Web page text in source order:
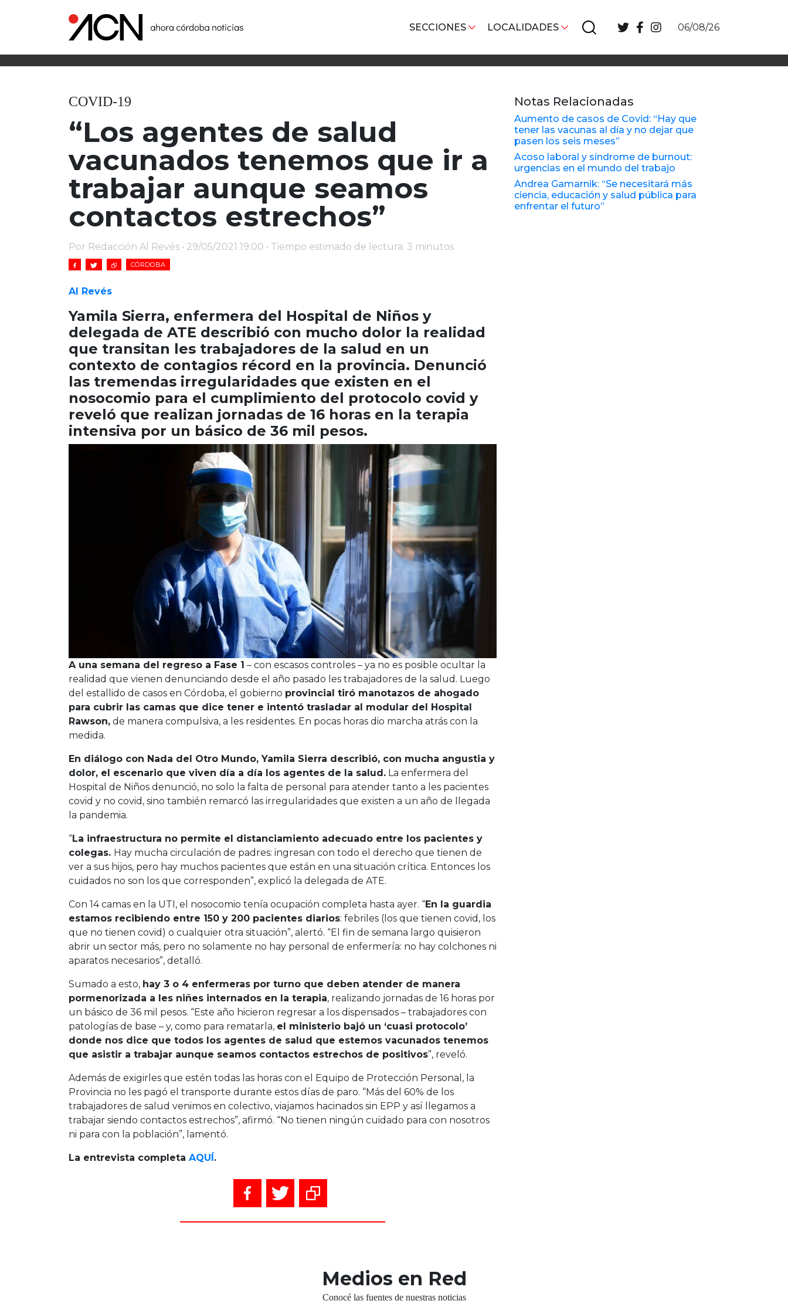
SECCIONES LOCALIDADES 06/08/26
COVID-19
“Los agentes de salud
vacunados tenemos que ir a
trabajar aunque seamos
contactos estrechos”
Por Redacción Al Revés • 29/05/2021 19:00 • Tiempo estimado de lectura: 3 minutos
CÓRDOBA
Al Revés
Yamila Sierra, enfermera del Hospital de Niños y
delegada de ATE describió con mucho dolor la realidad
que transitan les trabajadores de la salud en un
contexto de contagios récord en la provincia. Denunció
las tremendas irregularidades que existen en el
nosocomio para el cumplimiento del protocolo covid y
reveló que realizan jornadas de 16 horas en la terapia
intensiva por un básico de 36 mil pesos.
A una semana del regreso a Fase 1 – con escasos controles – ya no es posible ocultar la
realidad que vienen denunciando desde el año pasado les trabajadores de la salud. Luego
del estallido de casos en Córdoba, el gobierno provincial tiró manotazos de ahogado
para cubrir las camas que dice tener e intentó trasladar al modular del Hospital
Rawson, de manera compulsiva, a les residentes. En pocas horas dio marcha atrás con la
medida.
En diálogo con Nada del Otro Mundo, Yamila Sierra describió, con mucha angustia y
dolor, el escenario que viven día a día los agentes de la salud. La enfermera del
Hospital de Niños denunció, no solo la falta de personal para atender tanto a les pacientes
covid y no covid, sino también remarcó las irregularidades que existen a un año de llegada
la pandemia.
“La infraestructura no permite el distanciamiento adecuado entre los pacientes y
colegas. Hay mucha circulación de padres: ingresan con todo el derecho que tienen de
ver a sus hijos, pero hay muchos pacientes que están en una situación crítica. Entonces los
cuidados no son los que corresponden”, explicó la delegada de ATE.
Con 14 camas en la UTI, el nosocomio tenía ocupación completa hasta ayer. “En la guardia
estamos recibiendo entre 150 y 200 pacientes diarios: febriles (los que tienen covid, los
que no tienen covid) o cualquier otra situación”, alertó. “El fin de semana largo quisieron
abrir un sector más, pero no solamente no hay personal de enfermería: no hay colchones ni
aparatos necesarios”, detalló.
Sumado a esto, hay 3 o 4 enfermeras por turno que deben atender de manera
pormenorizada a les niñes internados en la terapia, realizando jornadas de 16 horas por
un básico de 36 mil pesos. “Este año hicieron regresar a los dispensados – trabajadores con
patologías de base – y, como para rematarla, el ministerio bajó un ‘cuasi protocolo’
donde nos dice que todos los agentes de salud que estemos vacunados tenemos
que asistir a trabajar aunque seamos contactos estrechos de positivos”, reveló.
Además de exigirles que estén todas las horas con el Equipo de Protección Personal, la
Provincia no les pagó el transporte durante estos días de paro. “Más del 60% de los
trabajadores de salud venimos en colectivo, viajamos hacinados sin EPP y así llegamos a
trabajar siendo contactos estrechos”, afirmó. “No tienen ningún cuidado para con nosotros
ni para con la población”, lamentó.
La entrevista completa AQUÍ .
Notas Relacionadas
Aumento de casos de Covid: “Hay que
tener las vacunas al día y no dejar que
pasen los seis meses”
Acoso laboral y síndrome de burnout:
urgencias en el mundo del trabajo
Andrea Gamarnik: “Se necesitará más
ciencia, educación y salud pública para
enfrentar el futuro”
Medios en Red
Conocé las fuentes de nuestras noticias